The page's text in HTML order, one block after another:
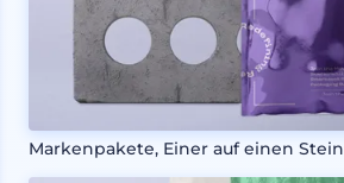
Markenpakete, Einer auf einen Stein